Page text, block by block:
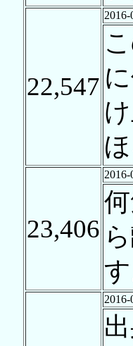
22,547
2016-
23,406
2016-
2016-